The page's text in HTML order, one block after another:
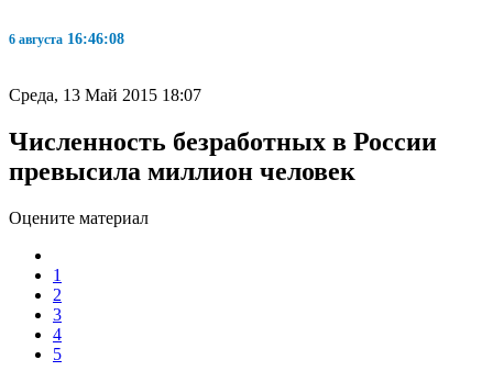
6 августа 16:46:09
Среда, 13 Май 2015 18:07
Численность безработных в России
превысила миллион человек
Оцените материал
1
2
3
4
5